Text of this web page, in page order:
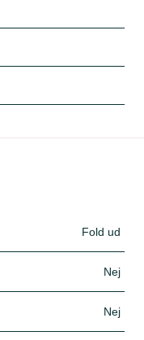
Fold ud
Nej
Nej